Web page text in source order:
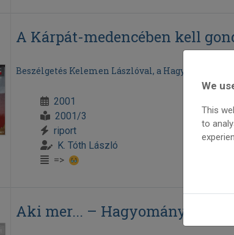
A Kárpát-medencében kell
Beszélgetés Kelemen Lászlóval, a Hagyományok
2001
2001/3
riport
K. Tóth László
=>
Aki mer... – Hagyomány és
We
This
to